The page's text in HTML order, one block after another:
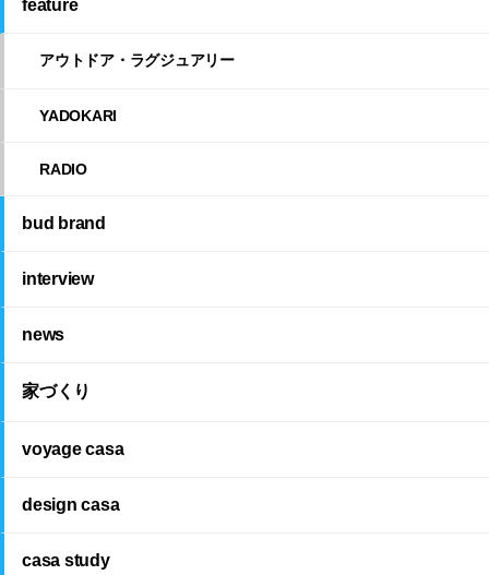
feature
アウトドア・ラグジュアリー
YADOKARI
RADIO
bud brand
interview
news
家づくり
voyage casa
design casa
casa study